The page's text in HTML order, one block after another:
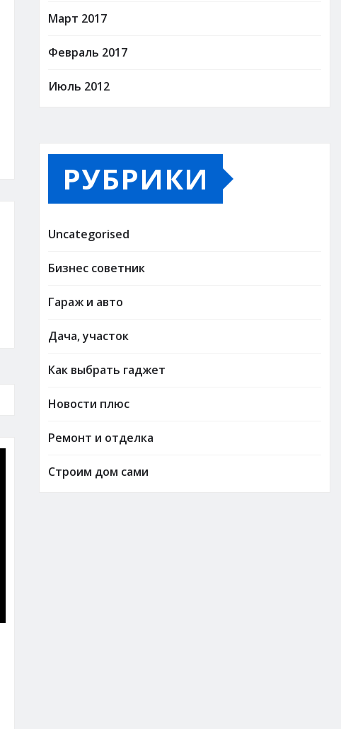
Март 2017
Февраль 2017
Июль 2012
РУБРИКИ
Uncategorised
Бизнес советник
Гараж и авто
Дача, участок
Как выбрать гаджет
Новости плюс
Ремонт и отделка
Строим дом сами